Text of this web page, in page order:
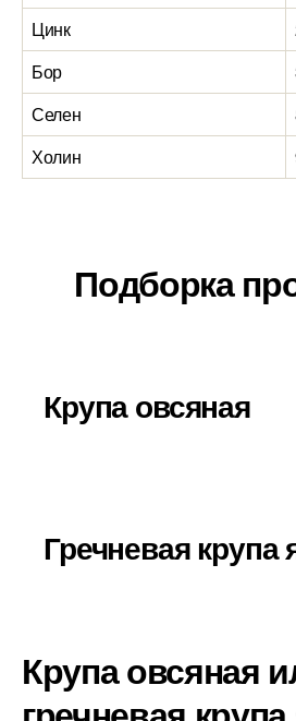
Цинк
Бор
Селен
Холин
Подборка
Крупа овсяная
Гречневая крупа
Крупа овсяная